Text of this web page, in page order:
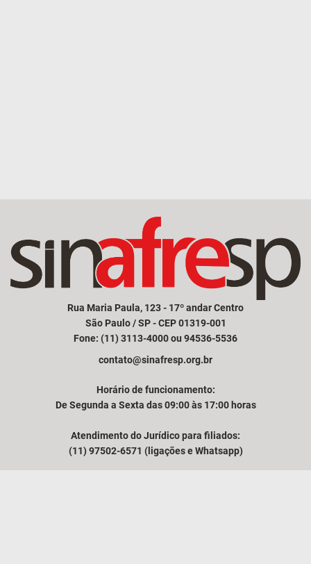
Rua Maria Paula, 123 - 17º andar Centro
São Paulo / SP - CEP 01319-001
Fone: (11) 3113-4000 ou 94536-5536
contato@sinafresp.org.br
Horário de funcionamento:
De Segunda a Sexta das 09:00 às 17:00 horas
Atendimento do Jurídico para filiados:
(11) 97502-6571 (ligações e Whatsapp)